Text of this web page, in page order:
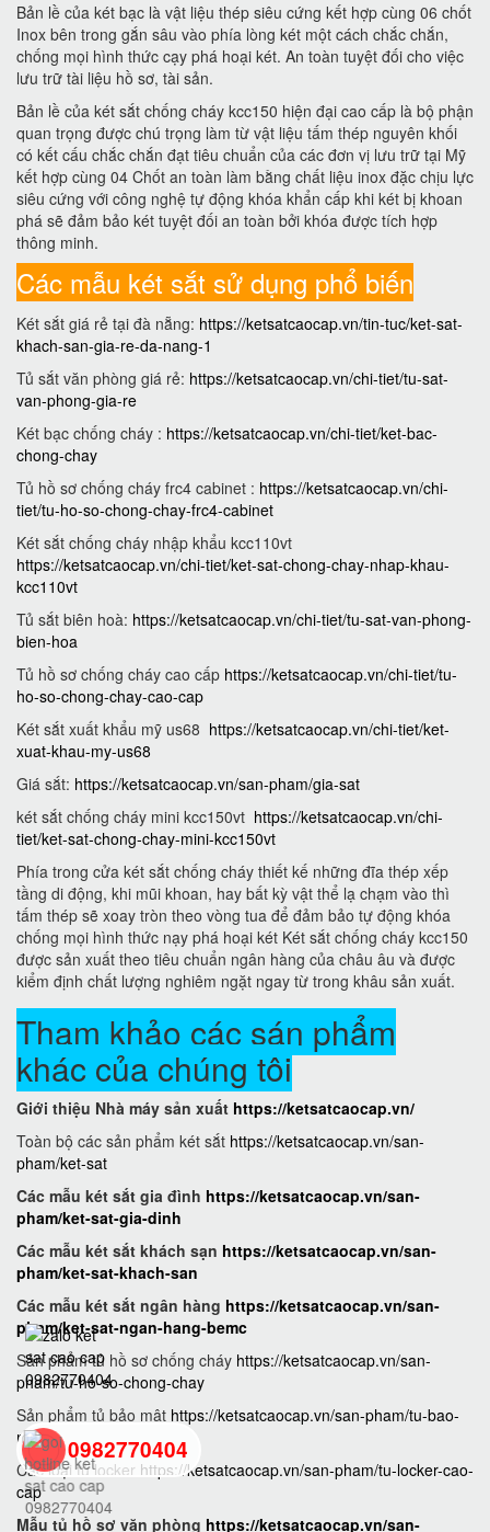
Bản lề của két bạc là vật liệu thép siêu cứng kết hợp cùng 06 chốt
Inox bên trong gắn sâu vào phía lòng két một cách chắc chắn,
chống mọi hình thức cạy phá hoại két. An toàn tuyệt đối cho việc
lưu trữ tài liệu hồ sơ, tài sản.
Bản lề của két sắt chống cháy kcc150 hiện đại cao cấp là bộ phận
quan trọng được chú trọng làm từ vật liệu tấm thép nguyên khối
có kết cấu chắc chắn đạt tiêu chuẩn của các đơn vị lưu trữ tại Mỹ
kết hợp cùng 04 Chốt an toàn làm bằng chất liệu inox đặc chịu lực
siêu cứng với công nghệ tự động khóa khẩn cấp khi két bị khoan
phá sẽ đảm bảo két tuyệt đối an toàn bởi khóa được tích hợp
thông minh.
Các mẫu két sắt sử dụng phổ biến
Két sắt giá rẻ tại đà nẵng: https://ketsatcaocap.vn/tin-tuc/ket-sat-
khach-san-gia-re-da-nang-1
Tủ sắt văn phòng giá rẻ: https://ketsatcaocap.vn/chi-tiet/tu-sat-
van-phong-gia-re
Két bạc chống cháy : https://ketsatcaocap.vn/chi-tiet/ket-bac-
chong-chay
Tủ hồ sơ chống cháy frc4 cabinet : https://ketsatcaocap.vn/chi-
tiet/tu-ho-so-chong-chay-frc4-cabinet
Két sắt chống cháy nhập khẩu kcc110vt
https://ketsatcaocap.vn/chi-tiet/ket-sat-chong-chay-nhap-khau-
kcc110vt
Tủ sắt biên hoà: https://ketsatcaocap.vn/chi-tiet/tu-sat-van-phong-
bien-hoa
Tủ hồ sơ chống cháy cao cấp https://ketsatcaocap.vn/chi-tiet/tu-
ho-so-chong-chay-cao-cap
Két sắt xuất khẩu mỹ us68 https://ketsatcaocap.vn/chi-tiet/ket-
xuat-khau-my-us68
Giá sắt: https://ketsatcaocap.vn/san-pham/gia-sat
két sắt chống cháy mini kcc150vt https://ketsatcaocap.vn/chi-
tiet/ket-sat-chong-chay-mini-kcc150vt
Phía trong cửa két sắt chống cháy thiết kế những đĩa thép xếp
tầng di động, khi mũi khoan, hay bất kỳ vật thể lạ chạm vào thì
tấm thép sẽ xoay tròn theo vòng tua để đảm bảo tự động khóa
chống mọi hình thức nạy phá hoại két Két sắt chống cháy kcc150
được sản xuất theo tiêu chuẩn ngân hàng của châu âu và được
kiểm định chất lượng nghiêm ngặt ngay từ trong khâu sản xuất.
Tham khảo các sán phẩm
khác của chúng tôi
Giới thiệu Nhà máy sản xuất https://ketsatcaocap.vn/
Toàn bộ các sản phẩm két sắt https://ketsatcaocap.vn/san-
pham/ket-sat
Các mẫu két sắt gia đình https://ketsatcaocap.vn/san-
pham/ket-sat-gia-dinh
Các mẫu két sắt khách sạn https://ketsatcaocap.vn/san-
pham/ket-sat-khach-san
Các mẫu két sắt ngân hàng https://ketsatcaocap.vn/san-
pham/ket-sat-ngan-hang-bemc
Sản phẩm tủ hồ sơ chống cháy https://ketsatcaocap.vn/san-
pham/tu-ho-so-chong-chay
Sản phẩm tủ bảo mật https://ketsatcaocap.vn/san-pham/tu-bao-
mat
Các loại tủ locker https://ketsatcaocap.vn/san-pham/tu-locker-cao-
cap
Mẫu tủ hồ sơ văn phòng https://ketsatcaocap.vn/san-
0982770404